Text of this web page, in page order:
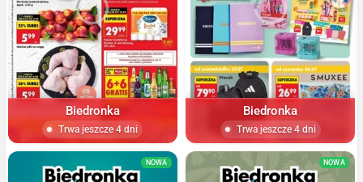
Biedronka
Trwa jeszcze 4 dni
Biedronka
Trwa jeszcze 4 dni
NOWA NOWA